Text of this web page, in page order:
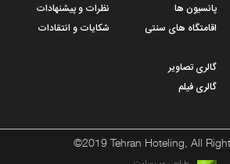
پانسیون ها
اقامتگاه های سنتی
گالری تصاویر
گالری فیلم
نظرات و پیشنهادات
شکایات و انتقادات
©2019 Tehran Hoteling, All